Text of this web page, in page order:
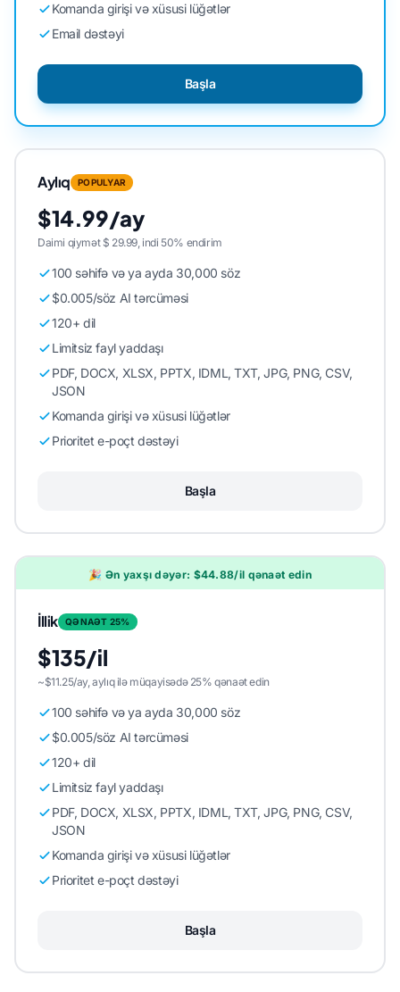
Komanda girişi və xüsusi lüğətlər
Email dəstəyi
Başla
Aylıq POPULYAR
$14.99/ay
Daimi qiymət $ 29.99, indi 50% endirim
100 səhifə və ya ayda 30,000 söz
$0.005/söz AI tərcüməsi
120+ dil
Limitsiz fayl yaddaşı
PDF, DOCX, XLSX, PPTX, IDML, TXT, JPG, PNG, CSV,
JSON
Komanda girişi və xüsusi lüğətlər
Prioritet e-poçt dəstəyi
Başla
🎉 Ən yaxşı dəyər: $44.88/il qənaət edin
İllik QƏNAƏT 25%
$135/il
~$11.25/ay, aylıq ilə müqayisədə 25% qənaət edin
100 səhifə və ya ayda 30,000 söz
$0.005/söz AI tərcüməsi
120+ dil
Limitsiz fayl yaddaşı
PDF, DOCX, XLSX, PPTX, IDML, TXT, JPG, PNG, CSV,
JSON
Komanda girişi və xüsusi lüğətlər
Prioritet e-poçt dəstəyi
Başla